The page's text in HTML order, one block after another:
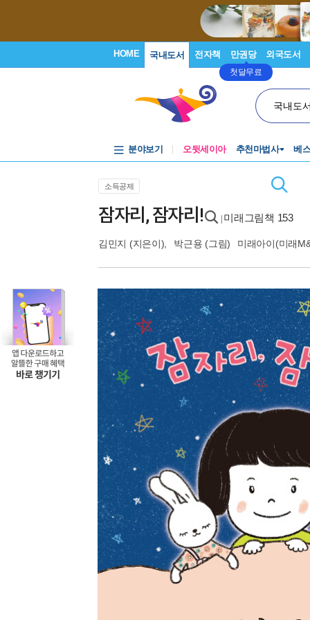
HOME 국내도서 전자책 만권당
첫달무료
외국도서
국내도
분야보기 오뒷세이아 추천마법사 베
소득공제
잠자리, 잠자리! 미래그림책 153
김민지 (지은이), 박근용 (그림) 미래아이(미래